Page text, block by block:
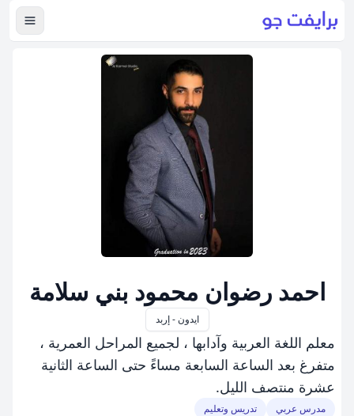
عرض
احمد رضوان محمود بني سلامة
ايدون - إربد
معلم اللغة العربية وآدابها ، لجميع المراحل العمرية ،
متفرغ بعد الساعة السابعة مساءً حتى الساعة الثانية
عشرة منتصف الليل.
مدرس عربي تدريس وتعليم